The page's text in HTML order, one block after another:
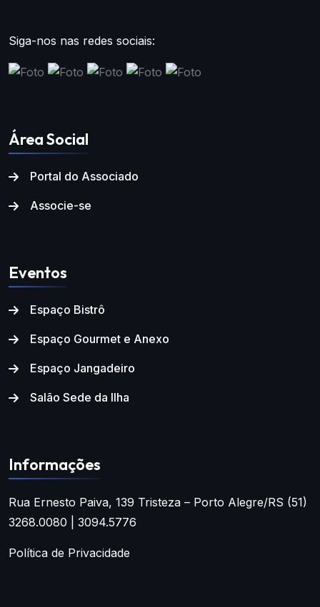
Siga-nos nas redes sociais:
Área Social
Portal do Associado
Associe-se
Eventos
Espaço Bistrô
Espaço Gourmet e Anexo
Espaço Jangadeiro
Salão Sede da Ilha
Informações
Rua Ernesto Paiva, 139 Tristeza – Porto Alegre/RS (51)
3268.0080 | 3094.5776
Política de Privacidade